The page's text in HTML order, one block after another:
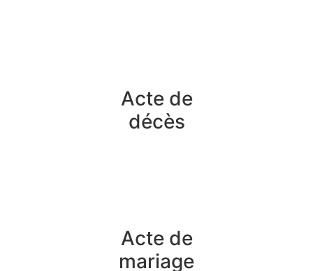
Acte de
décès
Acte de
mariage